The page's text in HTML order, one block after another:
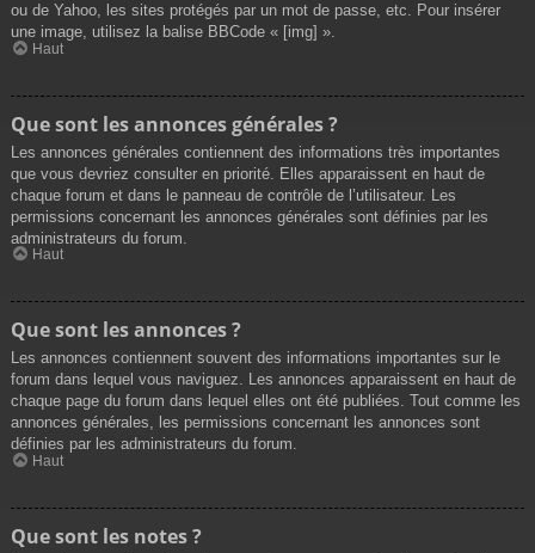
ou de Yahoo, les sites protégés par un mot de passe, etc. Pour insérer
une image, utilisez la balise BBCode « [img] ».
Haut
Que sont les annonces générales ?
Les annonces générales contiennent des informations très importantes
que vous devriez consulter en priorité. Elles apparaissent en haut de
chaque forum et dans le panneau de contrôle de l’utilisateur. Les
permissions concernant les annonces générales sont définies par les
administrateurs du forum.
Haut
Que sont les annonces ?
Les annonces contiennent souvent des informations importantes sur le
forum dans lequel vous naviguez. Les annonces apparaissent en haut de
chaque page du forum dans lequel elles ont été publiées. Tout comme les
annonces générales, les permissions concernant les annonces sont
définies par les administrateurs du forum.
Haut
Que sont les notes ?